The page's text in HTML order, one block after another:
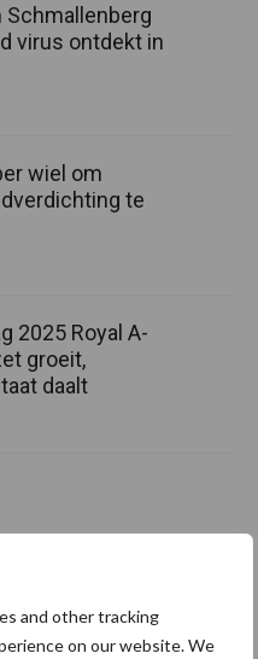
and other tracking
on our website. We
Schmallenberg
virus ontdekt in
wiel om
te
2025 Royal A-
groeit,
daalt